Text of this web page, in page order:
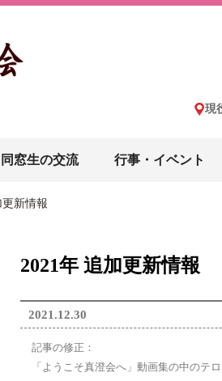
現
同窓生の交流 行事・イベント
更新情報
2021年 追加更新情報
2021.12.30
記事の修正：
「ようこそ真澄会へ」動画集の中のテ